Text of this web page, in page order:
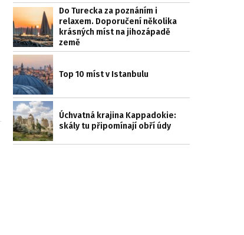
Do Turecka za poznáním i
relaxem. Doporučení několika
krásných míst na jihozápadě
země
Top 10 míst v Istanbulu
Úchvatná krajina Kappadokie:
skály tu připomínají obří údy